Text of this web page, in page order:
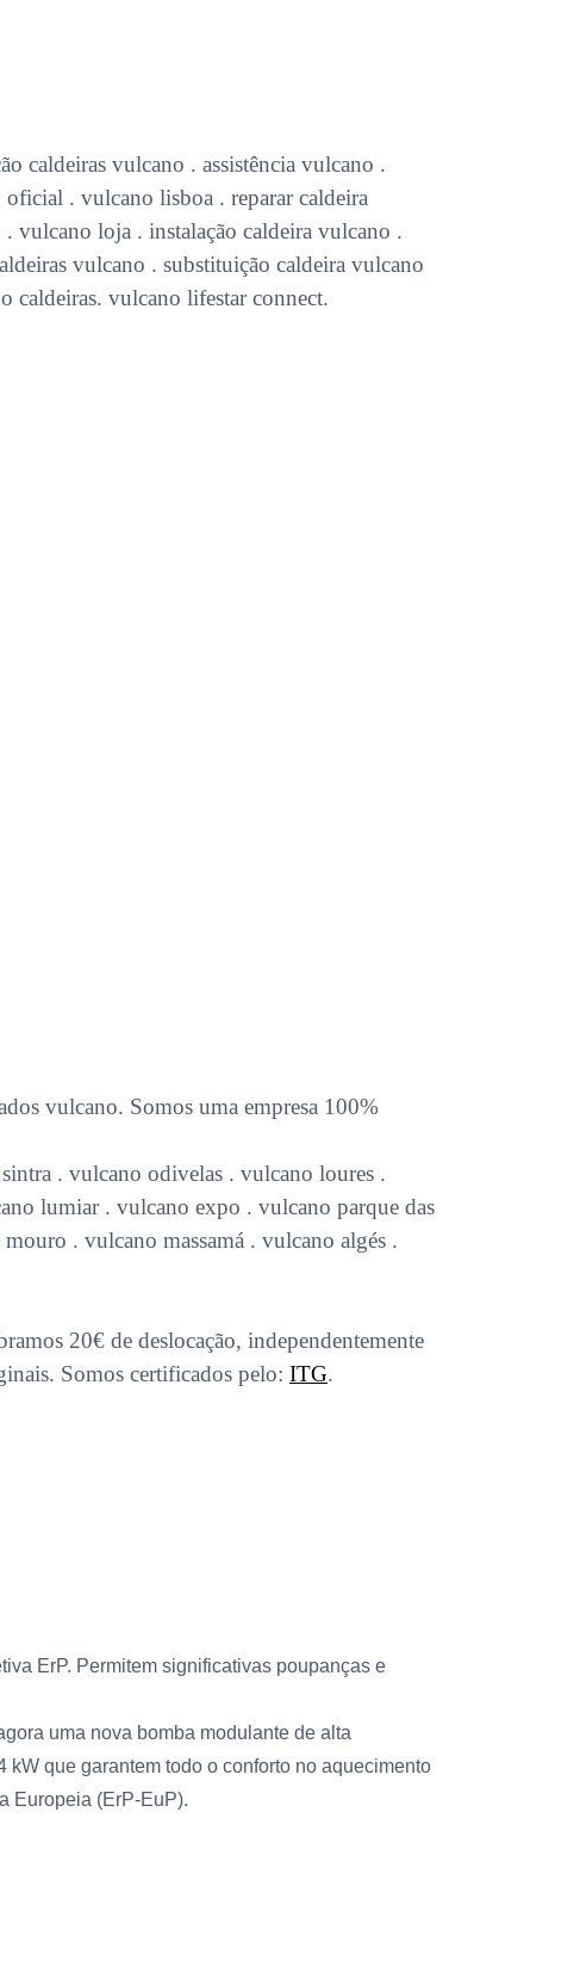
caldeiras vulcano . assistência vulcano .
. vulcano lisboa . reparar caldeira
vulcano loja . instalação caldeira vulcano .
vulcano . substituição caldeira vulcano
caldeiras. vulcano lifestar connect.
vulcano. Somos uma empresa 100%
. vulcano odivelas . vulcano loures .
lumiar . vulcano expo . vulcano parque das
. vulcano massamá . vulcano algés .
20€ de deslocação, independentemente
Somos certificados pelo: ITG.
ErP. Permitem significativas poupanças e
uma nova bomba modulante de alta
que garantem todo o conforto no aquecimento
Europeia (ErP-EuP).